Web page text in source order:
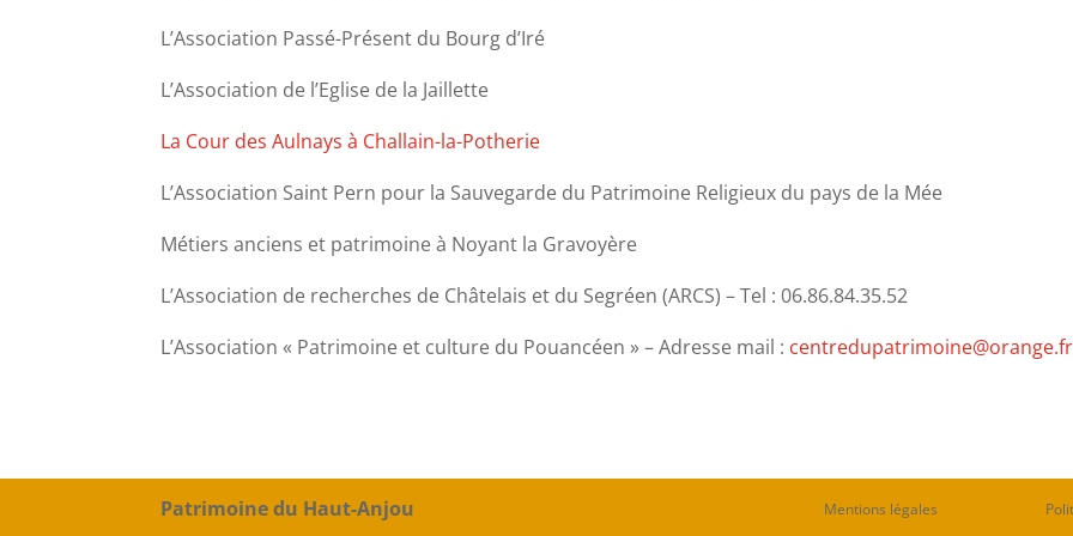
L’Association Passé-Présent du Bourg d’Iré
L’Association de l’Eglise de la Jaillette
La Cour des Aulnays à Challain-la-Potherie
L’Association Saint Pern pour la Sauvegarde du Patrimoine Religieux du pays de la Mée
Métiers anciens et patrimoine à Noyant la Gravoyère
L’Association de recherches de Châtelais et du Segréen (ARCS) – Tel : 06.86.84.35.52
L’Association « Patrimoine et culture du Pouancéen » – Adresse mail : centredupatrimoine@orange.fr
Patrimoine du Haut-Anjou Mentions légales